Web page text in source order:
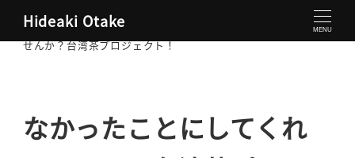
Hideaki Otake MENU
大竹秀明 公式サイト
なかったことにしてくれま
せんか？台湾茶プロジェクト！
なかったことにしてくれ